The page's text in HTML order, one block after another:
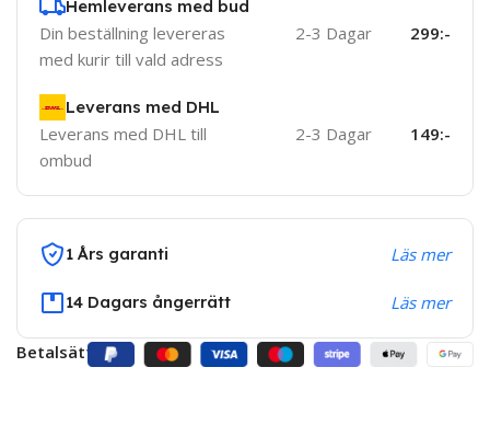
Hemleverans med bud
Din beställning levereras
med kurir till vald adress
2-3 Dagar 299:-
Leverans med DHL
Leverans med DHL till
ombud
2-3 Dagar 149:-
1 Års garanti Läs mer
14 Dagars ångerrätt Läs mer
Betalsätt: